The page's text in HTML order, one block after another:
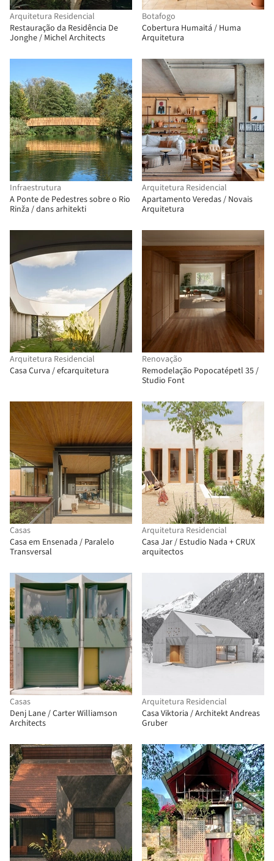
Arquitetura Residencial
Restauração da Residência De
Jonghe / Michel Architects
Botafogo
Cobertura Humaitá / Huma
Arquitetura
Infraestrutura
A Ponte de Pedestres sobre o Rio
Rinža / dans arhitekti
Arquitetura Residencial
Apartamento Veredas / Novais
Arquitetura
Arquitetura Residencial
Casa Curva / efcarquitetura
Renovação
Remodelação Popocatépetl 35 /
Studio Font
Casas
Casa em Ensenada / Paralelo
Transversal
Arquitetura Residencial
Casa Jar / Estudio Nada + CRUX
arquitectos
Casas
Denj Lane / Carter Williamson
Architects
Arquitetura Residencial
Casa Viktoria / Architekt Andreas
Gruber